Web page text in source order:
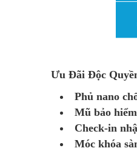
Ưu Đãi Độc
Phủ nano
Mũ bảo
Check-in
Móc khóa